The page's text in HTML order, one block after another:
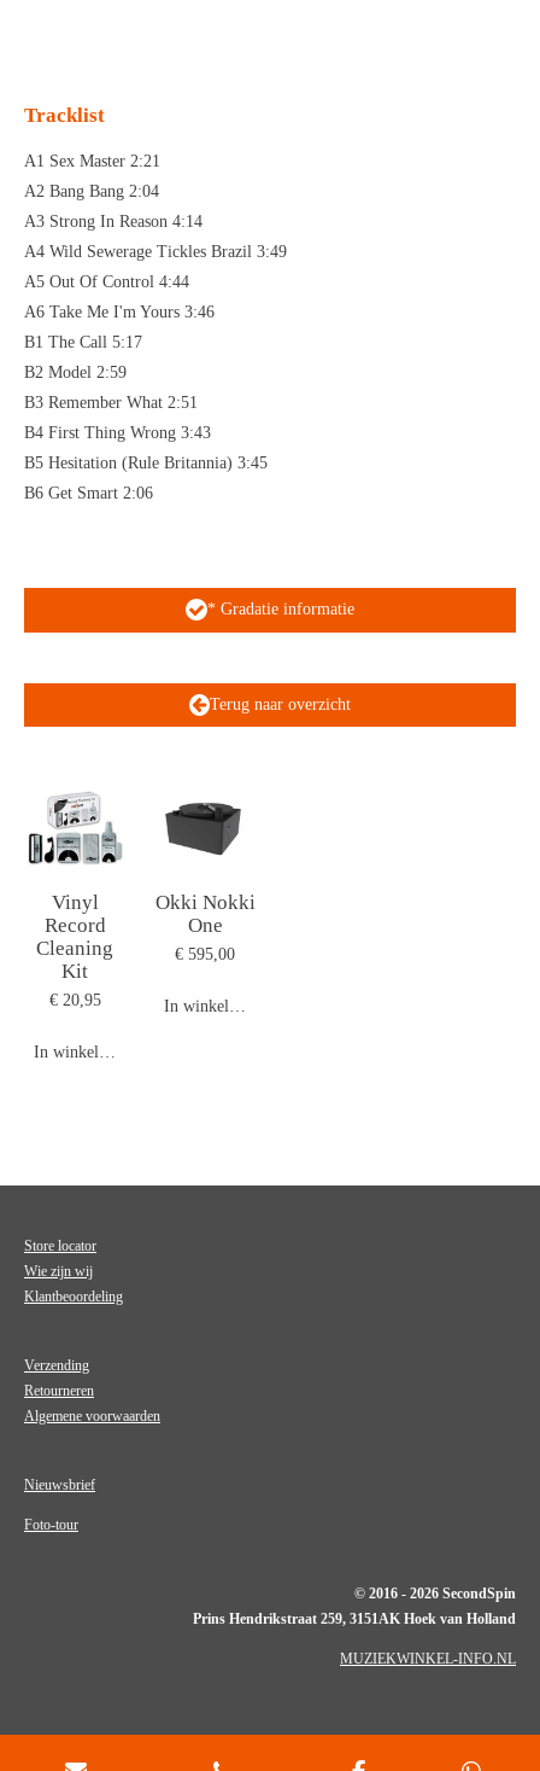
Tracklist
A1 Sex Master 2:21
A2 Bang Bang 2:04
A3 Strong In Reason 4:14
A4 Wild Sewerage Tickles Brazil 3:49
A5 Out Of Control 4:44
A6 Take Me I'm Yours 3:46
B1 The Call 5:17
B2 Model 2:59
B3 Remember What 2:51
B4 First Thing Wrong 3:43
B5 Hesitation (Rule Britannia) 3:45
B6 Get Smart 2:06
* Gradatie informatie
Terug naar overzicht
Vinyl
Record
Cleaning
Kit
€ 20,95
In winkelwagen
Okki Nokki
One
€ 595,00
In winkelwagen
Store locator
Wie zijn wij
Klantbeoordeling
Verzending
Retourneren
Algemene voorwaarden
Nieuwsbrief
Foto-tour
© 2016 - 2026 SecondSpin
Prins Hendrikstraat 259, 3151AK Hoek van Holland
MUZIEKWINKEL-INFO.NL